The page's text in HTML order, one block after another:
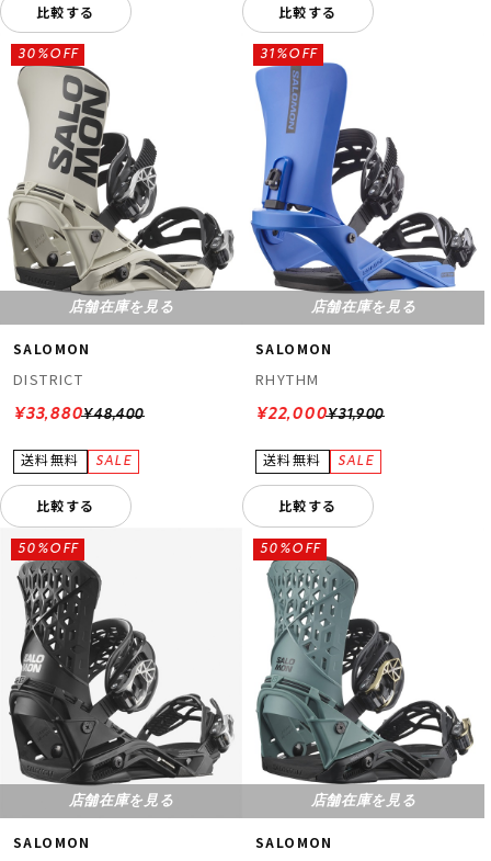
比較する 比較する
店舗在庫を見る
SALOMON
DISTRICT
¥48,400
30%OFF
¥33,880
比較する
店舗在庫を見る
SALOMON
RHYTHM
¥31,900
31%OFF
¥22,000
比較する
店舗在庫を見る
SALOMON
50%OFF
店舗在庫を見る
SALOMON
50%OFF